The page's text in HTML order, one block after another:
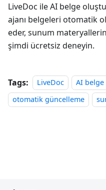
LiveDoc ile AI belge
ajanı belgeleri otomatik
eder, sunum
şimdi ücretsiz deneyin.
Tags: LiveDoc AI
otomatik güncelleme